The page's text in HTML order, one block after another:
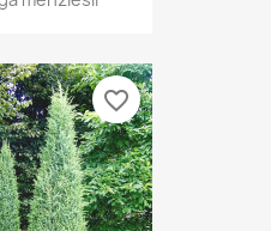
favorite_border